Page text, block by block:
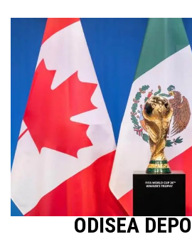
contenido
ODISEA